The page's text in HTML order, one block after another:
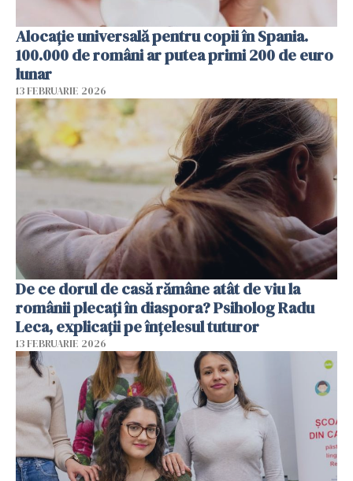
Alocație universală pentru copii în Spania.
100.000 de români ar putea primi 200 de euro
lunar
13 FEBRUARIE 2026
De ce dorul de casă rămâne atât de viu la
românii plecați în diaspora? Psiholog Radu
Leca, explicații pe înțelesul tuturor
13 FEBRUARIE 2026